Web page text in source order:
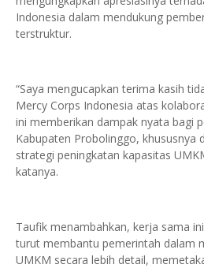
Indonesia dalam mendukung
terstruktur.
“Saya mengucapkan terima kasih
Mercy Corps Indonesia atas
ini memberikan dampak nyata bagi
Kabupaten Probolinggo, khususnya
strategi peningkatan kapasitas
katanya.
Taufik menambahkan, kerja sama
turut membantu pemerintah dalam
UMKM secara lebih detail,